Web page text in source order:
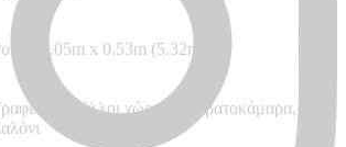
10.05m x 0.53m (5.32m²)
και άλλοι χώροι, Κρεβατοκάμαρα,